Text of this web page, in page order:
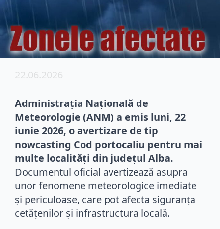
22.06.2026
Administrația Națională de
Meteorologie (ANM) a emis luni, 22
iunie 2026, o avertizare de tip
nowcasting Cod portocaliu pentru mai
multe localități din județul Alba.
Documentul oficial avertizează asupra
unor fenomene meteorologice imediate
și periculoase, care pot afecta siguranța
cetățenilor și infrastructura locală.